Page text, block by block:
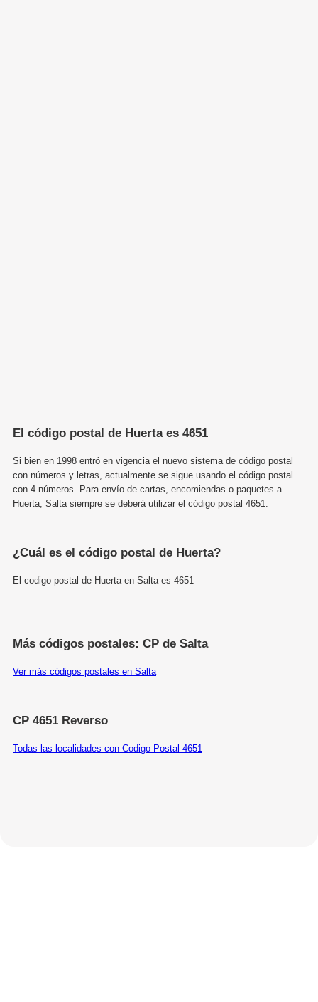
El código postal de Huerta es 4651
Si bien en 1998 entró en vigencia el nuevo sistema de código postal
con números y letras, actualmente se sigue usando el código postal
con 4 números. Para envío de cartas, encomiendas o paquetes a
Huerta, Salta siempre se deberá utilizar el código postal 4651.
¿Cuál es el código postal de Huerta?
El codigo postal de Huerta en Salta es 4651
Más códigos postales: CP de Salta
Ver más códigos postales en Salta
CP 4651 Reverso
Todas las localidades con Codigo Postal 4651